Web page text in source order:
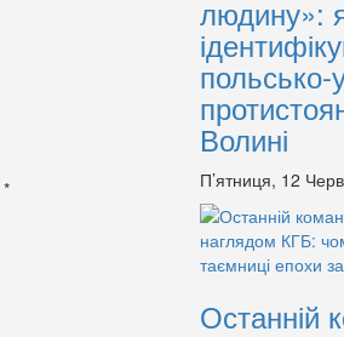
*
людину»:
польсько-
Волині
П’ятниця, 12
Останній